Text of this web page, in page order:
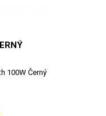
100W Černý